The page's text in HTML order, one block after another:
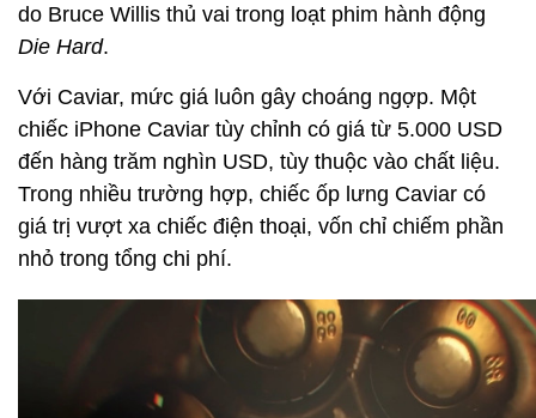
do Bruce Willis thủ vai trong loạt phim hành động
Die Hard.
Với Caviar, mức giá luôn gây choáng ngợp. Một
chiếc iPhone Caviar tùy chỉnh có giá từ 5.000 USD
đến hàng trăm nghìn USD, tùy thuộc vào chất liệu.
Trong nhiều trường hợp, chiếc ốp lưng Caviar có
giá trị vượt xa chiếc điện thoại, vốn chỉ chiếm phần
nhỏ trong tổng chi phí.